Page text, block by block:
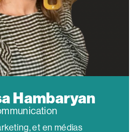
Hambaryan
et en médias